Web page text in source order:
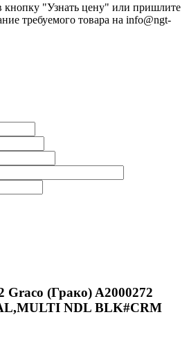
кнопку "Узнать цену" или пришлите
требуемого товара на info@ngt-
Graco (Грако) A2000272
NDL BLK#CRM